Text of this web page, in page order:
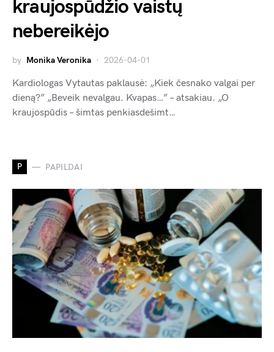
kraujospūdžio vaistų
nebereikėjo
by Monika Veronika 2026-04-01
Kardiologas Vytautas paklausė: „Kiek česnako valgai per
dieną?” „Beveik nevalgau. Kvapas…” – atsakiau. „O
kraujospūdis – šimtas penkiasdešimt…
P PAPILDAI